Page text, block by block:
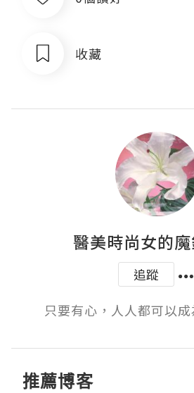
收藏
醫美時尚女的
追蹤
只要有心，人人都可以
推薦博客